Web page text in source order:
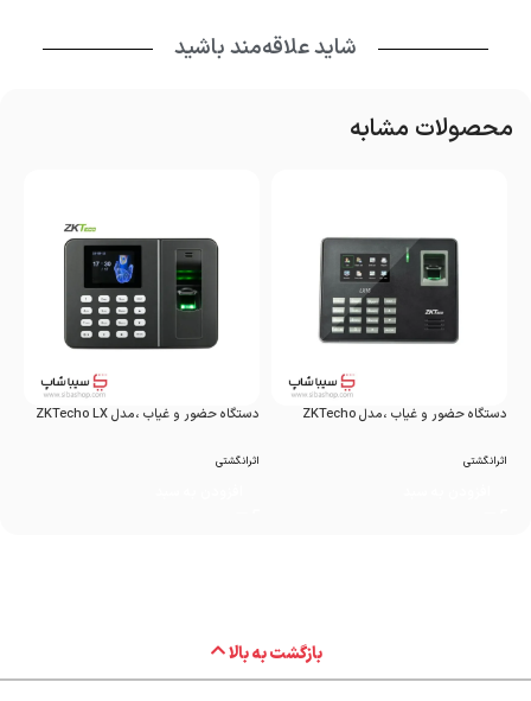
شاید علاقه‌مند باشید
محصولات مشابه
دستگاه حضور و غیاب ،مدل ZKTecho
اثرانگشتی
دستگاه حضور و غیاب ،مدل ZKTecho LX
اثرانگشتی
بازگشت به بالا